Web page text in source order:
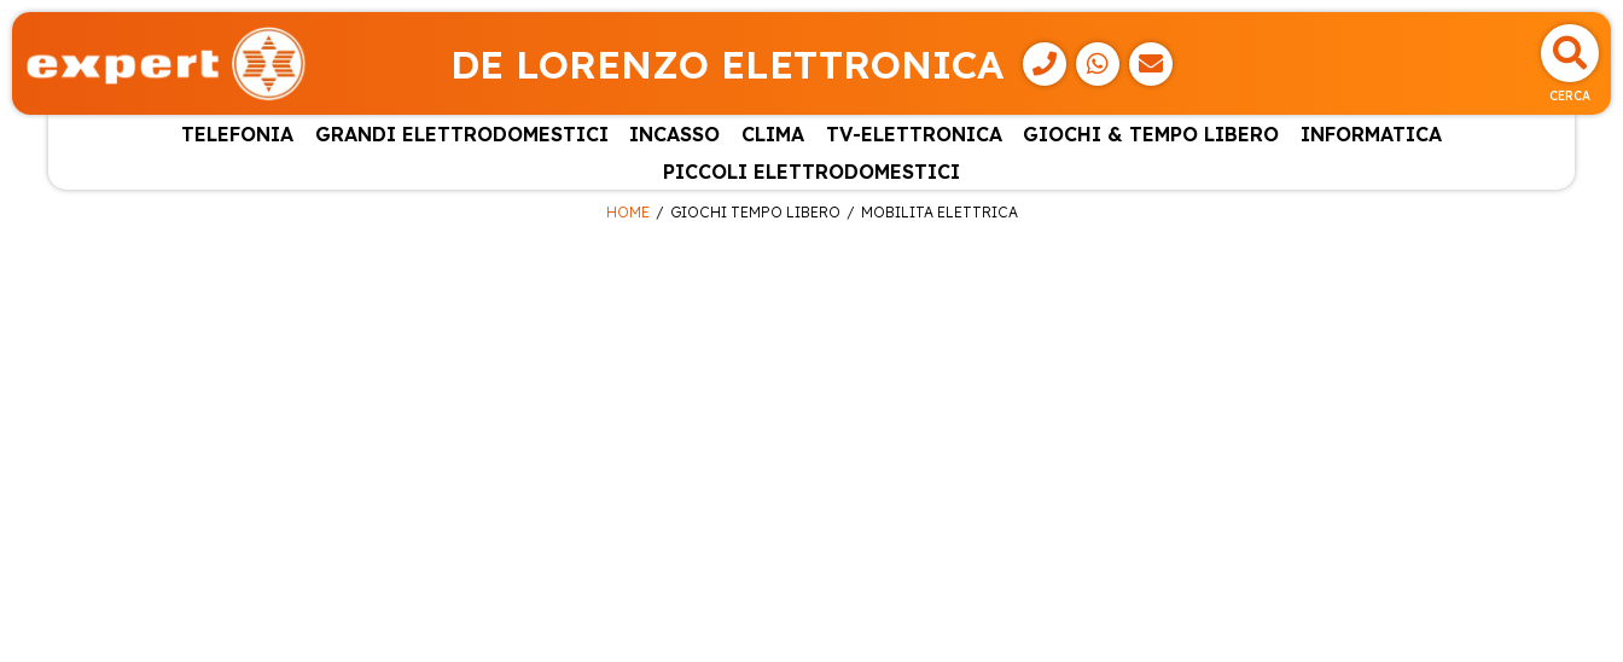
DE LORENZO ELETTRONICA
CERCA
TELEFONIA GRANDI ELETTRODOMESTICI INCASSO CLIMA TV-ELETTRONICA GIOCHI & TEMPO LIBERO
INFORMATICA
PICCOLI ELETTRODOMESTICI
HOME GIOCHI TEMPO LIBERO MOBILITA ELETTRICA